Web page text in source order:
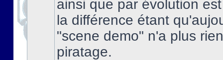
ainsi que par évolution
la différence étant
"scene demo" n'a plus
piratage.